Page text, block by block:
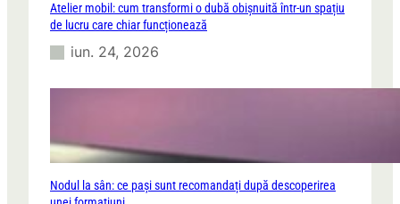
Atelier mobil: cum transformi o dubă obișnuită într-un spațiu
de lucru care chiar funcționează
iun. 24, 2026
Nodul la sân: ce pași sunt recomandați după descoperirea